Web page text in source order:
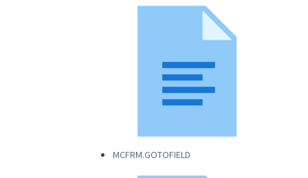
MCFRM.GOTOFIELD